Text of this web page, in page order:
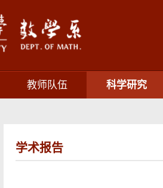
教师队伍 科学研究
学术报告